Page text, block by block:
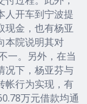
人开车到宁波提
现金，也有杨亚
本院说明其对
一。另外，在当
况下，杨亚芬与
帐行为实现，有
万元借款均通